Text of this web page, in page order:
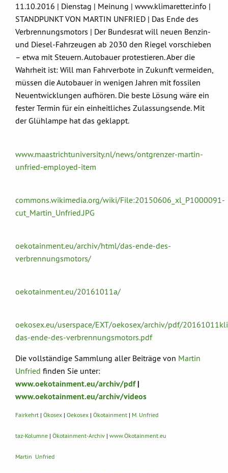
11.10.2016 | Dienstag | Meinung | www.klimaretter.info |
STANDPUNKT VON MARTIN UNFRIED | Das Ende des
Verbrennungsmotors | Der Bundesrat will neuen Benzin-
und Diesel-Fahrzeugen ab 2030 den Riegel vorschieben
– etwa mit Steuern. Autobauer protestieren. Aber die
Wahrheit ist: Will man Fahrverbote in Zukunft vermeiden,
müssen die Autobauer in wenigen Jahren mit fossilen
Neuentwicklungen aufhören. Die beste Lösung wäre ein
fester Termin für ein einheitliches Zulassungsende. Mit
der Glühlampe hat das geklappt.
www.maastrichtuniversity.nl/news/ontgrenzer-martin-
unfried-employed-item
commons.wikimedia.org/wiki/File:20150606_xl_P1000091-
cut_Martin_Unfried.JPG
oekotainment.eu/archiv/html/das-ende-des-
verbrennungsmotors/
oekotainment.eu/20161011a/
oekosex.eu/userspace/EXT/oekosex/archiv/pdf/
das-ende-des-verbrennungsmotors.pdf
Die vollständige Sammlung aller Beiträge von Martin
Unfried finden Sie unter:
www.oekotainment.eu/archiv/pdf|
www.oekotainment.eu/archiv/videos
Fairkehrt | Ökosex | Oekosex | Ökotainment | M. Unfried
taz-Kolumne | Ökotainment-Archiv | www.Ökotainment.eu
Martin Unfried